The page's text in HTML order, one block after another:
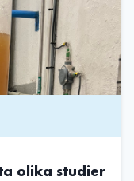
olika studier